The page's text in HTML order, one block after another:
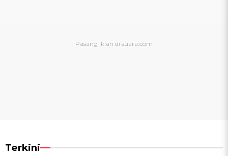
Terkini